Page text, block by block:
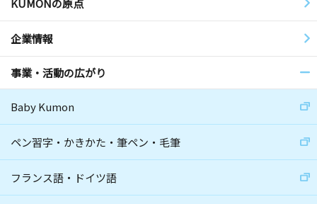
KUMONの原点
企業情報
事業・活動の広がり
Baby Kumon
ペン習字・かきかた・筆ペン・毛筆
フランス語・ドイツ語